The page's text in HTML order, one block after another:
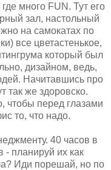
много FUN. Тут его
зал, настольный
на самокатах по
все цветастенькое,
который был
дизайном, ведь,
Начитавшись про
так же здоровско.
чтобы перед глазами
то, что надо.
40 часов в
- планируй их как
Иди порешай, но по